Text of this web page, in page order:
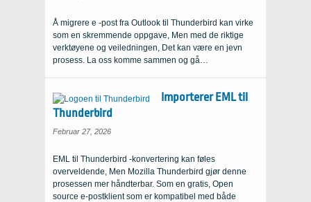
Å migrere e -post fra Outlook til Thunderbird kan virke
som en skremmende oppgave, Men med de riktige
verktøyene og veiledningen, Det kan være en jevn
prosess. La oss komme sammen og gå…
Importerer EML til
Thunderbird
Februar 27, 2026
EML til Thunderbird -konvertering kan føles
overveldende, Men Mozilla Thunderbird gjør denne
prosessen mer håndterbar. Som en gratis, Open
source e-postklient som er kompatibel med både